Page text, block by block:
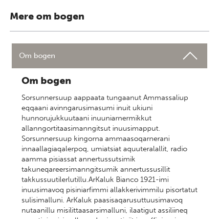
Mere om bogen
Om bogen
Om bogen
Sorsunnersuup aappaata tungaanut Ammassaliup
eqqaani avinngarusimasumi inuit ukiuni
hunnorujukkuutaani inuuniarnermikkut
allanngortitaasimanngitsut inuusimapput.
Sorsunnersuup kingorna ammaasoqarnerani
innaallagiaqalerpoq, umiatsiat aquuteralallit, radio
aamma pisiassat annertussutsimik
takuneqareersimanngitsumik annertussusillit
takkussuutilerlutillu.ArKaluk Bianco 1921-imi
inuusimavoq pisiniarfimmi allakkerivimmilu pisortatut
sulisimalluni. ArKaluk paasisaqarusuttuusimavoq
nutaanillu misilittaasarsimalluni, ilaatigut assiliineq